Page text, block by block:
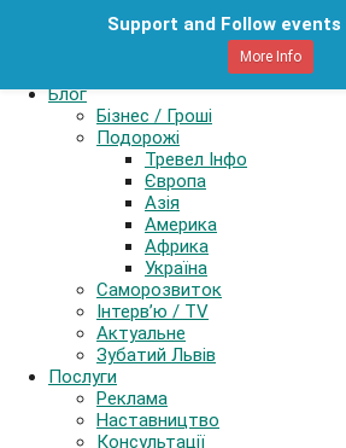
Блог
Бізнес / Гроші
Подорожі
Тревел Інфо
Європа
Азія
Америка
Африка
Україна
Саморозвиток
Інтерв’ю / TV
Актуальне
Зубатий Львів
Послуги
Реклама
Наставництво
Консультації
Support and Follow events
More Info